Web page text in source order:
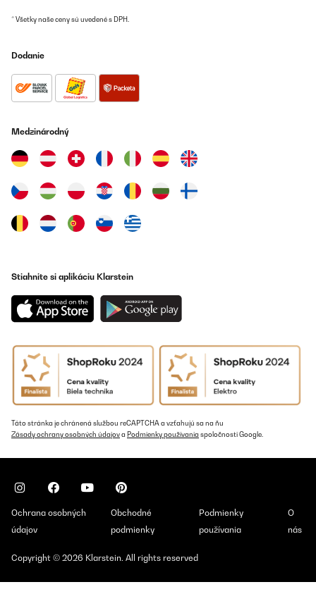
* Všetky naše ceny sú uvedené s DPH.
Dodanie
Medzinárodný
Stiahnite si aplikáciu Klarstein
Táto stránka je chránená službou reCAPTCHA a vzťahujú sa na ňu
Zásady ochrany osobných údajova Podmienky používania spoločnosti Google.
Ochrana osobných
údajov
Obchodné
podmienky
Podmienky
používania
O
nás
Copyright © 2026 Klarstein. All rights reserved